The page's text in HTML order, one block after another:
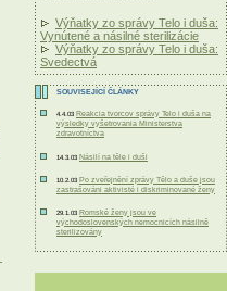
Výňatky zo správy Telo i duša:
Vynútené a násilné sterilizácie
Výňatky zo správy Telo i duša:
Svedectvá
SOUVISEJÍCÍ ČLÁNKY
4.4.03 Reakcia tvorcov správy Telo i duša na
výsledky vyšetrovania Ministerstva
zdravotníctva
14.3.03 Násilí na těle i duši
10.2.03 Po zveřejnění zprávy Tělo a duše jsou
zastrašováni aktivisté i diskriminované ženy
29.1.03 Romské ženy jsou ve
východoslovenských nemocnicích násilně
sterilizovány